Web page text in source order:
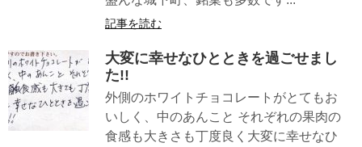
記事を読む
大変に幸せなひとときを過ごせまし
た!!
外側のホワイトチョコレートがとてもお
いしく、中のあんこと それぞれの果肉の
食感も大きさも丁度良く大変に幸せなひ